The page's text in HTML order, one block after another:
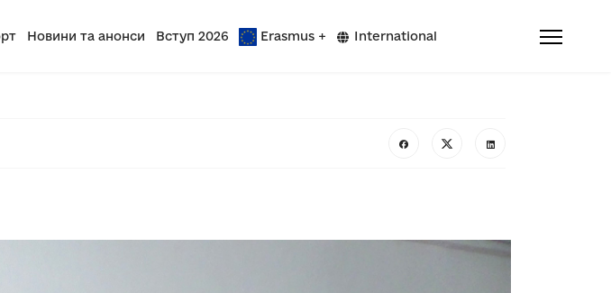
Новини та анонси Вступ 2026 Erasmus + International